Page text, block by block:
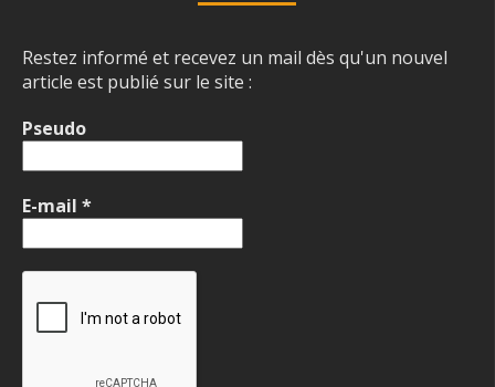
Restez informé et recevez un mail dès qu'un nouvel
article est publié sur le site :
Pseudo
E-mail *